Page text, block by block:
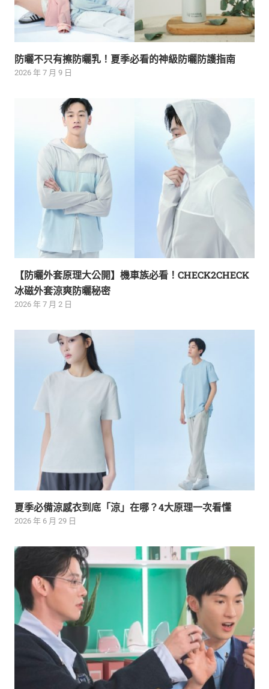
防曬不只有擦防曬乳！夏季必看的神級防曬防護指南
2026 年 7 月 9 日
【防曬外套原理大公開】機車族必看！CHECK2CHECK
冰磁外套涼爽防曬秘密
2026 年 7 月 2 日
夏季必備涼感衣到底「涼」在哪？4大原理一次看懂
2026 年 6 月 29 日